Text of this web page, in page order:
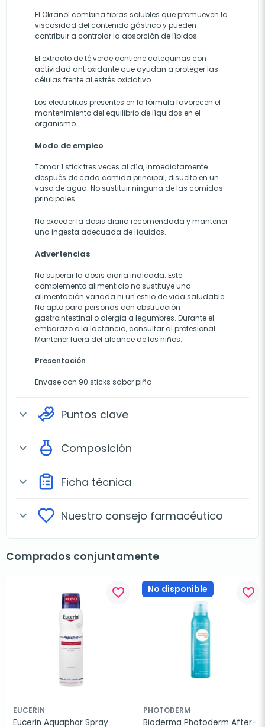
El Okranol combina fibras solubles que promueven la
viscosidad del contenido gástrico y pueden
contribuir a controlar la absorción de lípidos.
El extracto de té verde contiene catequinas con
actividad antioxidante que ayudan a proteger las
células frente al estrés oxidativo.
Los electrolitos presentes en la fórmula favorecen el
mantenimiento del equilibrio de líquidos en el
organismo.
Modo de empleo
Tomar 1 stick tres veces al día, inmediatamente
después de cada comida principal, disuelto en un
vaso de agua. No sustituir ninguna de las comidas
principales.
No exceder la dosis diaria recomendada y mantener
una ingesta adecuada de líquidos.
Advertencias
No superar la dosis diaria indicada. Este
complemento alimenticio no sustituye una
alimentación variada ni un estilo de vida saludable.
No apto para personas con obstrucción
gastrointestinal o alergia a legumbres. Durante el
embarazo o la lactancia, consultar al profesional.
Mantener fuera del alcance de los niños.
Presentación
Envase con 90 sticks sabor piña.
expand_more Puntos clave
expand_more Composición
expand_more Ficha técnica
expand_more Nuestro consejo farmacéutico
Comprados conjuntamente
favorite_border
EUCERIN
Eucerin Aquaphor Spray
No disponible favorite_border
PHOTODERM
Bioderma Photoderm After-